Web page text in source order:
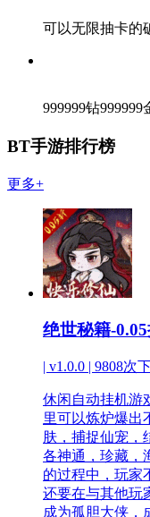
可以无限抽卡的
999999钻
BT手游排行榜
更多+
绝世秘籍-
| v1.0.0 | 9808次
休闲自动挂机游
里可以炼炉爆出
肤，捕捉仙宠，
各神通，珍藏，
的过程中，玩家
还要在与其他玩
成为孤胆大侠，